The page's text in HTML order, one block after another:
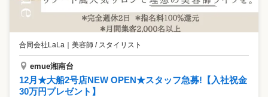
合同会社LaLa ｜ 美容師 / スタイリスト
emue湘南台
12月★大船2号店NEW OPEN★スタッフ急募!【入社祝金
30万円プレゼント】